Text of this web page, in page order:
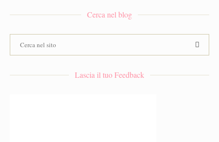
Cerca nel blog
Lascia il tuo Feedback